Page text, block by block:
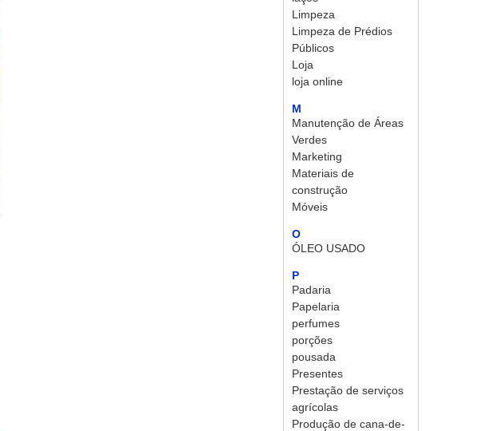
Limpeza
Limpeza de Prédios
Públicos
Loja
loja online
M
Manutenção de Áreas
Verdes
Marketing
Materiais de
construção
Móveis
O
ÓLEO USADO
P
Padaria
Papelaria
perfumes
porções
pousada
Presentes
Prestação de serviços
agrícolas
Produção de cana-de-